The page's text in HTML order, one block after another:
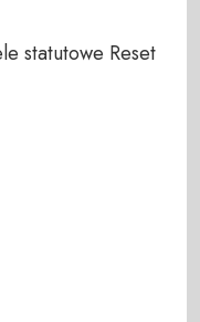
statutowe Reset